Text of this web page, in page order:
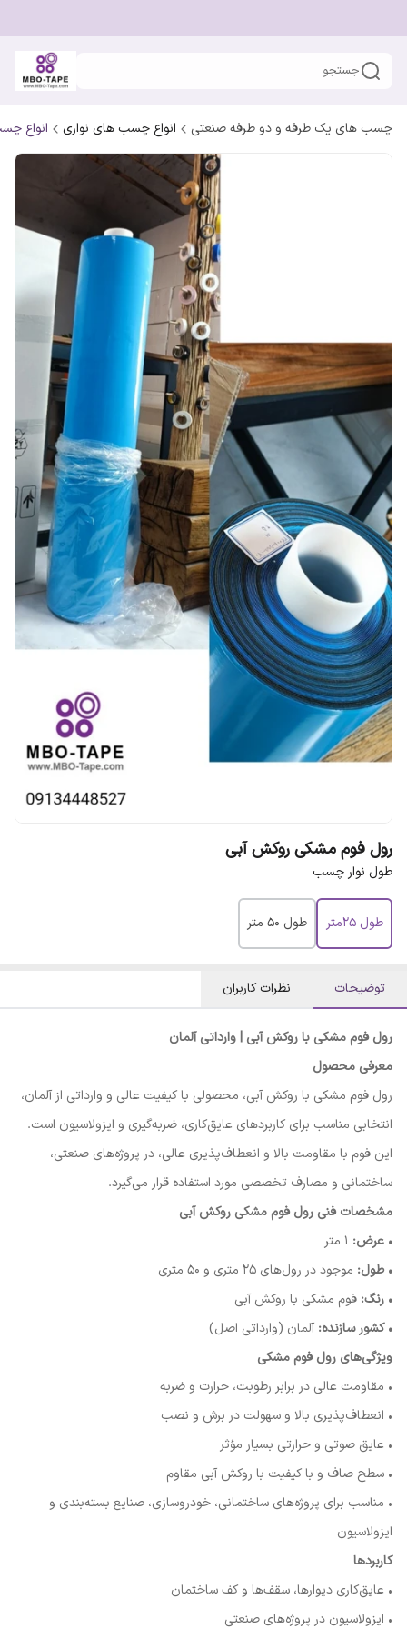
جستجو
چسب های یک طرفه و دو طرفه صنعتی انواع چسب های نواری انواع
رول فوم مشکی روکش آبی
طول نوار چسب
طول 25متر طول 50 متر
توضیحات نظرات کاربران
رول فوم مشکی با روکش آبی | وارداتی آلمان
معرفی محصول
رول فوم مشکی با روکش آبی، محصولی با کیفیت عالی و وارداتی از آلمان،
انتخابی مناسب برای کاربردهای عایق‌کاری، ضربه‌گیری و ایزولاسیون است.
این فوم با مقاومت بالا و انعطاف‌پذیری عالی، در پروژه‌های صنعتی،
ساختمانی و مصارف تخصصی مورد استفاده قرار می‌گیرد.
مشخصات فنی رول فوم مشکی روکش آبی
• عرض:
• طول: موجود در رول‌های ۲۵ متری و ۵۰ متری
• رنگ: فوم مشکی با روکش آبی
• کشور سازنده: آلمان (وارداتی اصل)
ویژگی‌های رول فوم مشکی
• مقاومت عالی در برابر رطوبت، حرارت و ضربه
• انعطاف‌پذیری بالا و سهولت در برش و نصب
• عایق صوتی و حرارتی بسیار مؤثر
• سطح صاف و با کیفیت با روکش آبی مقاوم
• مناسب برای پروژه‌های ساختمانی، خودروسازی، صنایع بسته‌بندی و
ایزولاسیون
کاربردها
• عایق‌کاری دیوارها، سقف‌ها و کف ساختمان
• ایزولاسیون در پروژه‌های صنعتی